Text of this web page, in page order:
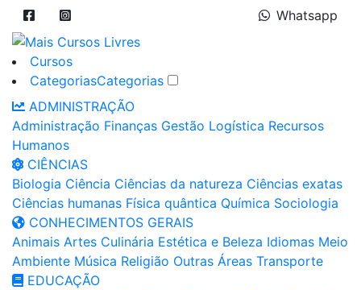
Whatsapp
Cursos
CategoriasCategorias
ADMINISTRAÇÃO
Administração Finanças Gestão Logística Recursos
Humanos
CIÊNCIAS
Biologia Ciência Ciências da natureza Ciências exatas
Ciências humanas Física quântica Química Sociologia
CONHECIMENTOS GERAIS
Animais Artes Culinária Estética e Beleza Idiomas Meio
Ambiente Música Religião Outras Áreas Transporte
EDUCAÇÃO